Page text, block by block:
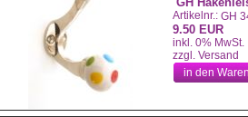
Artikelnr.: GH
9.50 EUR
inkl. 0% MwSt.
zzgl. Versand
in den